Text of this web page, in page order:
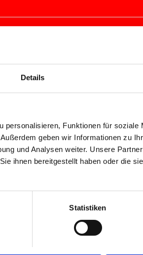
Details
personalisieren, Funktionen für soziale
geben wir Informationen zu
und Analysen weiter. Unsere
ihnen bereitgestellt haben oder die
Statistiken
OFFEN?
9816298